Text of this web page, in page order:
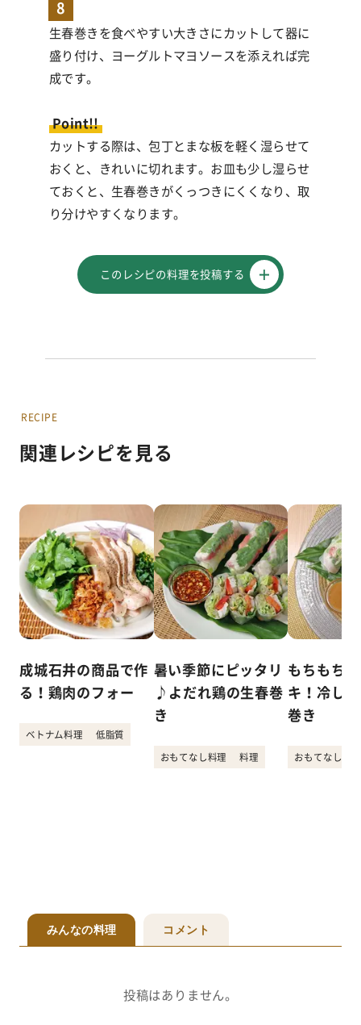
8
生春巻きを食べやすい大きさにカットして器に
盛り付け、ヨーグルトマヨソースを添えれば完
成です。
Point!!
カットする際は、包丁とまな板を軽く湿らせて
おくと、きれいに切れます。お皿も少し湿らせ
ておくと、生春巻きがくっつきにくくなり、取
り分けやすくなります。
このレシピの料理を投稿する
RECIPE
関連レシピを見る
成城石井の商品で作
る！鶏肉のフォー
ベトナム料理 低脂質
暑い季節にピッタリ
♪よだれ鶏の生春巻
き
おもてなし料理 料理
もちもち
キ！冷し
巻き
おもてなし料理
みんなの料理 コメント
投稿はありません。